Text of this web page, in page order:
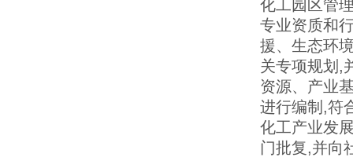
化工园区管
专业资质和
援、生态环
关专项规划,
资源、产业
进行编制,符
化工产业发
门批复,并向